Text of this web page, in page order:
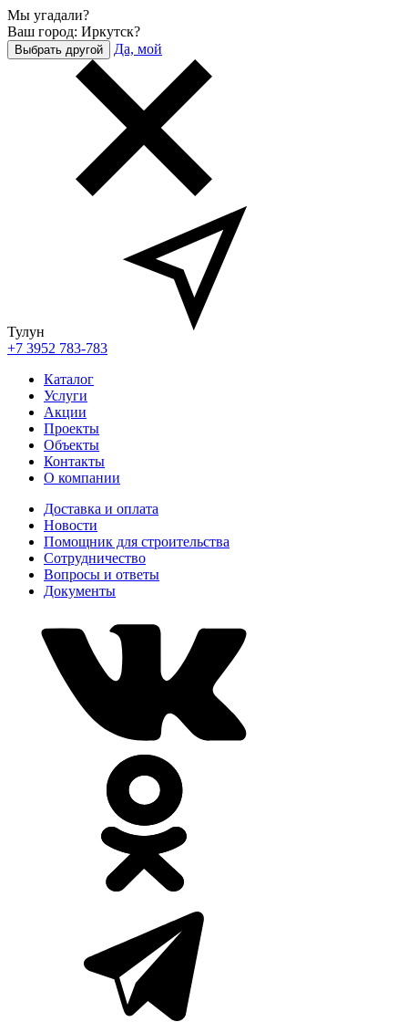
Мы угадали?
Ваш город: Иркутск?
Выбрать другой Да, мой
Тулун
+7 3952 783-783
Каталог
Услуги
Акции
Проекты
Объекты
Контакты
О компании
Доставка и оплата
Новости
Помощник для строительства
Сотрудничество
Вопросы и ответы
Документы